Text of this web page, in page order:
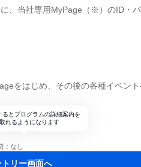
、当社専用MyPage（※）のID・
をはじめ、その後の各種イベン
るとプログラムの詳細案内を
れるようになります
：なし
トリー画面へ